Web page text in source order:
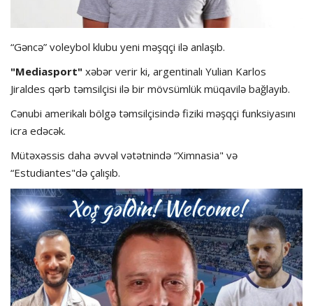
İdman növləri
“Gəncə” voleybol klubu yeni məşqçi ilə anlaşıb.
"Mediasport" xəbər verir ki, argentinalı Yulian Karlos
Jiraldes qərb təmsilçisi ilə bir mövsümlük müqavilə bağlayıb.
Cənubi amerikalı bölgə təmsilçisində fiziki məşqçi funksiyasını
icra edəcək.
Mütəxəssis daha əvvəl vətətnində “Ximnasia" və
“Estudiantes"də çalışıb.